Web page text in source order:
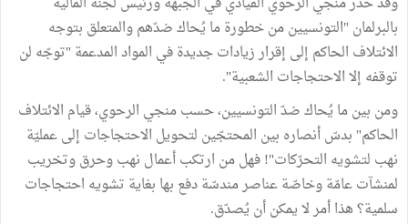
بالبرلمان "التونسيين من خطورة ما يُحاك ضدّهم والمتعلق بتوجه
الائتلاف الحاكم إلى إقرار زيادات جديدة في المواد المدعمة "توجّه لن
توقفه إلا الاحتجاجات الشعبية".
ومن بين ما يُحاك ضدّ التونسيين، حسب منجي الرحوي، قيام الائتلاف
الحاكم" بدسّ أنصاره بين المحتجّين لتحويل الاحتجاجات إلى عمليّة
نهب لتشويه التحرّكات"! فهل من ارتكب أعمال نهب وحرق وتخريب
لمنشآت عامّة وخاصّة عناصر مندسّة دفع بها بغاية تشويه احتجاجات
سلمية؟ هذا أمر لا يمكن أن يُصدّق.